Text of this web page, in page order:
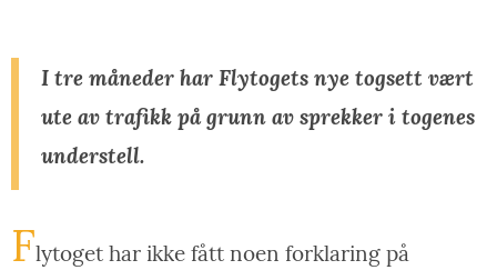
I tre måneder har Flytogets nye togsett vært
ute av trafikk på grunn av sprekker i togenes
understell.
Flytoget har ikke fått noen forklaring på